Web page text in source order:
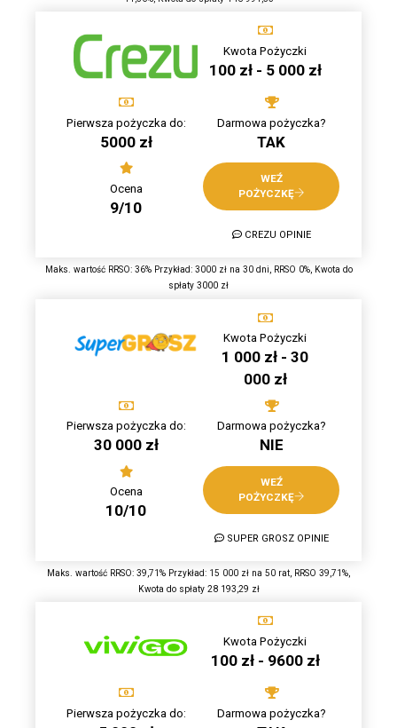
Kwota Pożyczki
100 zł - 5 000 zł
Pierwsza pożyczka do:
5000 zł
Darmowa pożyczka?
TAK
Ocena
9/10
WEŹ
POŻYCZKĘ
CREZU OPINIE
Maks. wartość RRSO: 36% Przykład: 3000 zł na 30 dni, RRSO 0%, Kwota do
spłaty 3000 zł
Kwota Pożyczki
1 000 zł - 30
000 zł
Pierwsza pożyczka do:
30 000 zł
Darmowa pożyczka?
NIE
Ocena
10/10
WEŹ
POŻYCZKĘ
SUPER GROSZ OPINIE
Maks. wartość RRSO: 39,71% Przykład: 15 000 zł na 50 rat, RRSO 39,71%,
Kwota do spłaty 28 193,29 zł
Kwota Pożyczki
100 zł - 9600 zł
Pierwsza pożyczka do: Darmowa pożyczka?